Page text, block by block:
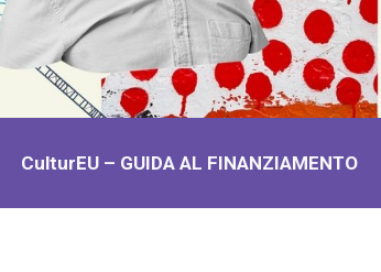
CulturEU – GUIDA AL FINANZIAMENTO